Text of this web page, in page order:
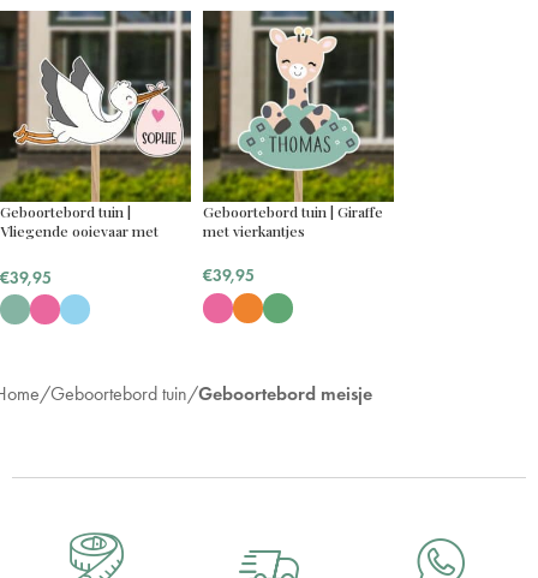
Geboortebord tuin |
Vliegende ooievaar met
€39,95
Geboortebord tuin | Giraffe
met vierkantjes
€39,95
Geboortebord tuin Geboortebord meisje